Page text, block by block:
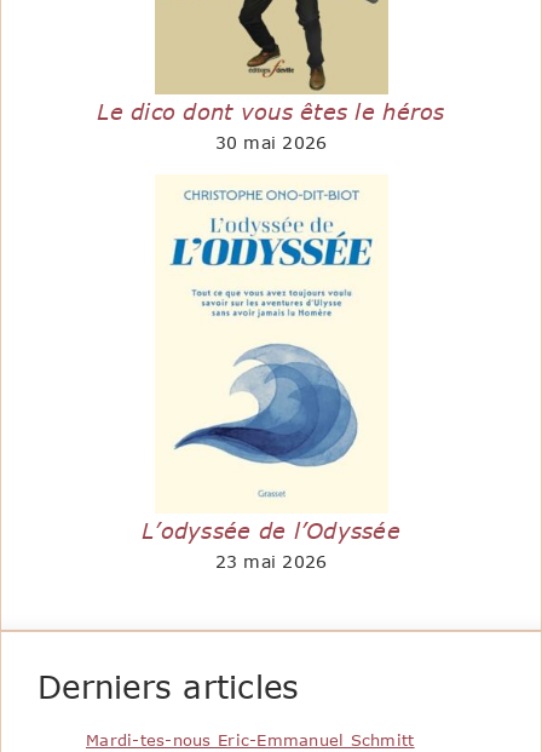
Le dico dont vous êtes le héros
30 mai 2026
L’odyssée de l’Odyssée
23 mai 2026
Derniers articles
Mardi-tes-nous Eric-Emmanuel Schmitt